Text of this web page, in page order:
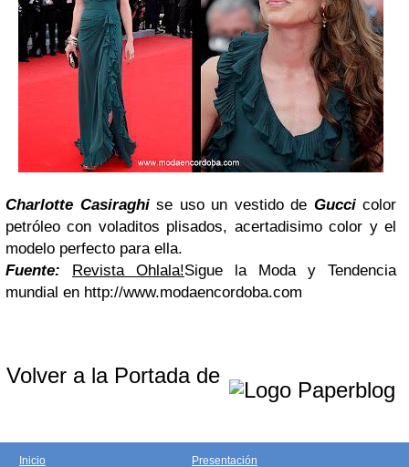
Charlotte Casiraghi se uso un vestido de Gucci color
petróleo con voladitos plisados, acertadisimo color y el
modelo perfecto para ella.
Fuente: Revista Ohlala!Sigue la Moda y Tendencia
mundial en http://www.modaencordoba.com
Volver a la Portada de
Inicio Presentación